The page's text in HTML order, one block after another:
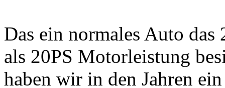
Das ein normales Auto
als 20PS Motorleistung
haben wir in den Jahren